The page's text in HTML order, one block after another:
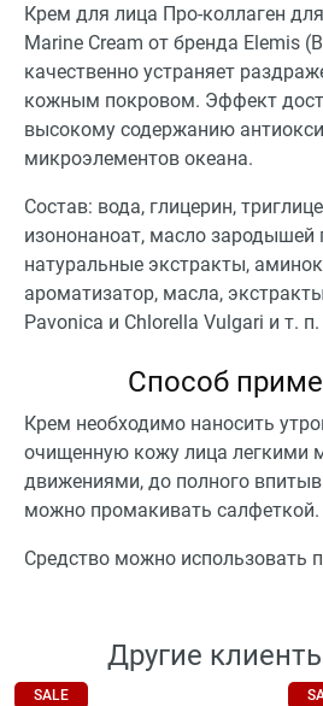
Крем для лица Про-коллаген
Marine Cream от бренда Elemis
качественно устраняет
кожным покровом. Эффект
высокому содержанию
микроэлементов океана.
Состав: вода, глицерин,
изононаноат, масло
натуральные экстракты,
ароматизатор, масла,
Pavonica и Chlorella Vulgari и т. п.
Способ
Крем необходимо наносить
очищенную кожу лица легкими
движениями, до полного
можно промакивать салфеткой.
Средство можно использовать
Другие
SALE